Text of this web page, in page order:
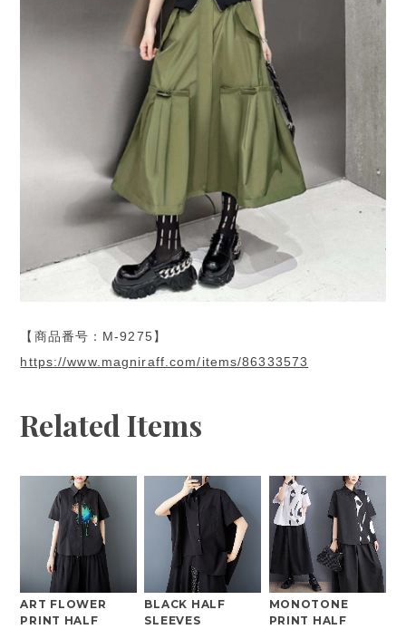
【商品番号：M-9275】
https://www.magniraff.com/items/86333573
Related Items
ART FLOWER
PRINT HALF
BLACK HALF
SLEEVES
MONOTONE
PRINT HALF